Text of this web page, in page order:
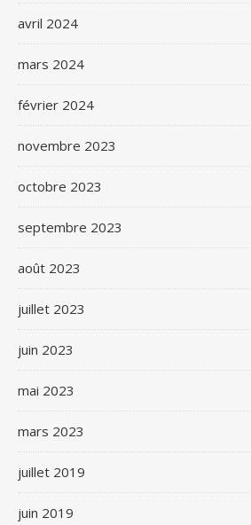
avril 2024
mars 2024
février 2024
novembre 2023
octobre 2023
septembre 2023
août 2023
juillet 2023
juin 2023
mai 2023
mars 2023
juillet 2019
juin 2019